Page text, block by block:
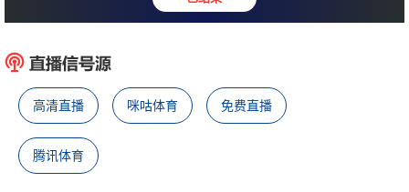
杭州临平吴越 : 江西庐山
高清直播 咪咕体育 免费直播
腾讯体育